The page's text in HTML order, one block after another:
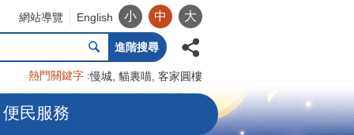
網站導覽 English 小 中 大
進階搜尋
熱門關鍵字 慢城 貓裏喵 客家圓樓
便民服務